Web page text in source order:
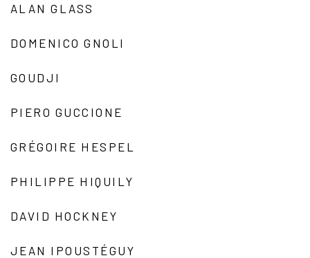
ALAN GLASS
DOMENICO GNOLI
GOUDJI
PIERO GUCCIONE
GRÉGOIRE HESPEL
PHILIPPE HIQUILY
DAVID HOCKNEY
JEAN IPOUSTÉGUY